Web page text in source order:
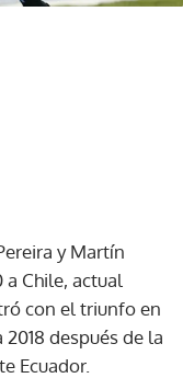
y Martín
Chile, actual
con el triunfo en
después de la
Ecuador.